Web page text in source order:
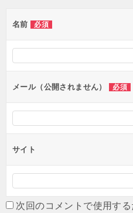
ー
シ
ン
名前 必須
メール（公開されません） 必須
サイト
次回のコメントで使用す